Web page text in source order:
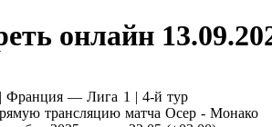
онлайн
Франция — Лига 1 | 4-й тур
трансляцию матча Осер - Монако